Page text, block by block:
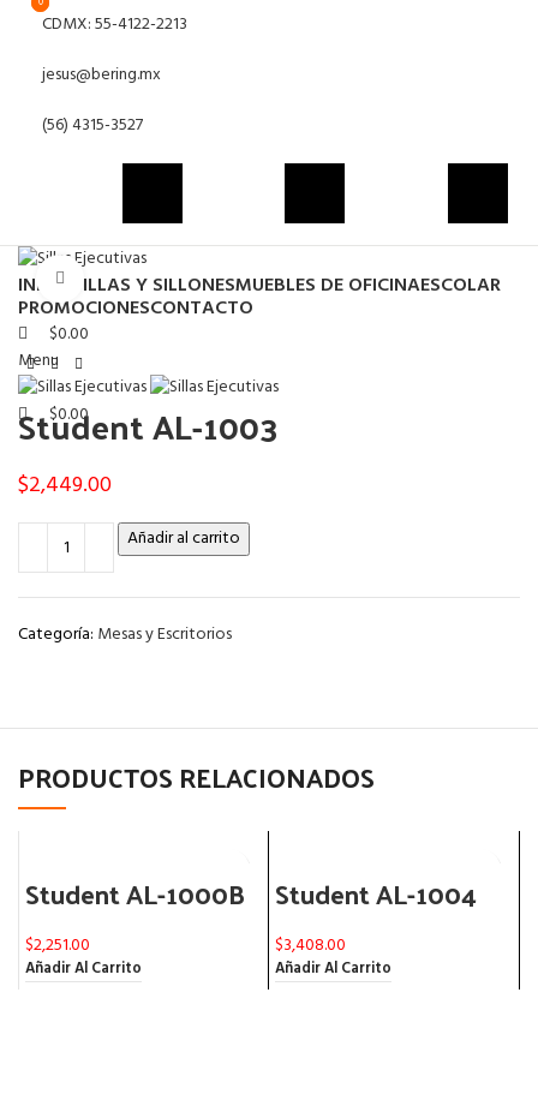
CDMX: 55-4122-2213
jesus@bering.mx
(56) 4315-3527
INICIO SILLAS Y SILLONESMUEBLES DE OFICINAESCOLAR
PROMOCIONESCONTACTO
$0.00
Menu
$0.00
Click to enlarge
Student AL-1003
$2,449.00
Añadir al carrito
Categoría: Mesas y Escritorios
PRODUCTOS RELACIONADOS
Student AL-1000B
$2,251.00
Añadir Al Carrito
Student AL-1004
$3,408.00
Añadir Al Carrito